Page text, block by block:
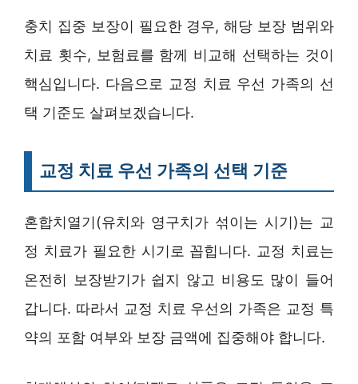
충치 집중 보장이 필요한 경우, 해당 보장 범위와
치료 횟수, 보험료를 함께 비교해 선택하는 것이
핵심입니다. 다음으로 교정 치료 우선 가족의 선
택 기준도 살펴보겠습니다.
교정 치료 우선 가족의 선택 기준
혼합치열기(유치와 영구치가 섞이는 시기)는 교
정 치료가 필요한 시기로 꼽힙니다. 교정 치료는
온전히 보장받기가 쉽지 않고 비용도 많이 들어
갑니다. 따라서 교정 치료 우선의 가족은 교정 특
약의 포함 여부와 보장 금액에 집중해야 합니다.